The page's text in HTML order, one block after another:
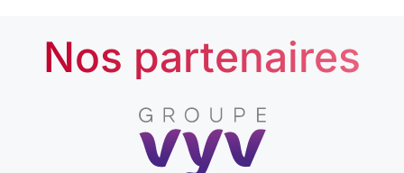
Nos partenaires